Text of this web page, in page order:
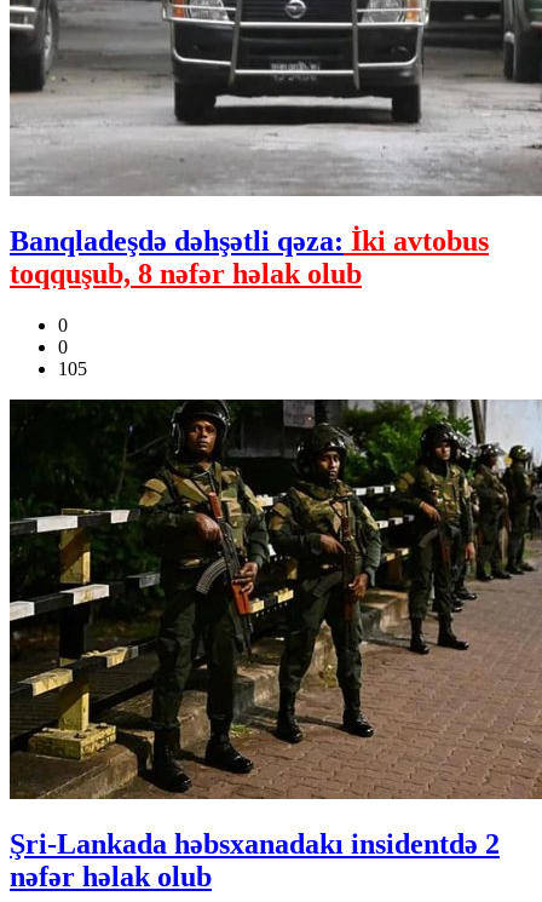
Banqladeşdə dəhşətli qəza: İki avtobus
toqquşub, 8 nəfər həlak olub
0
0
105
Şri-Lankada həbsxanadakı insidentdə 2
nəfər həlak olub